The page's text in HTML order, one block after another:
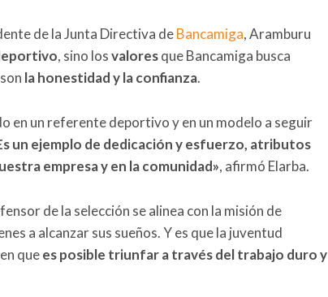
de la Junta Directiva deBancamiga, Aramburu
, sino losvaloresque Bancamiga busca
la honestidad y la confianza.
en un referente deportivo y en un modelo a seguir
un ejemplo de dedicación y esfuerzo, atributos
empresa y en la comunidad», afirmó Elarba.
de la selección se alinea con la misión de
a alcanzar sus sueños. Y es que la juventud
quees posible triunfar a través del trabajo duro y